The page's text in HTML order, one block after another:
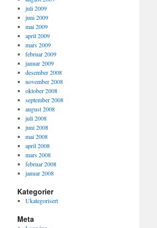
juli 2009
juni 2009
mai 2009
april 2009
mars 2009
februar 2009
januar 2009
desember 2008
november 2008
oktober 2008
september 2008
august 2008
juli 2008
juni 2008
mai 2008
april 2008
mars 2008
februar 2008
januar 2008
Kategorier
Ukategorisert
Meta